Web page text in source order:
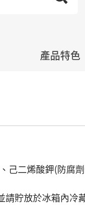
產品特色
二烯酸鉀(防腐
貯放於冰箱內冷